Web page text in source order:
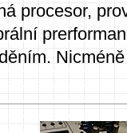
procesor,